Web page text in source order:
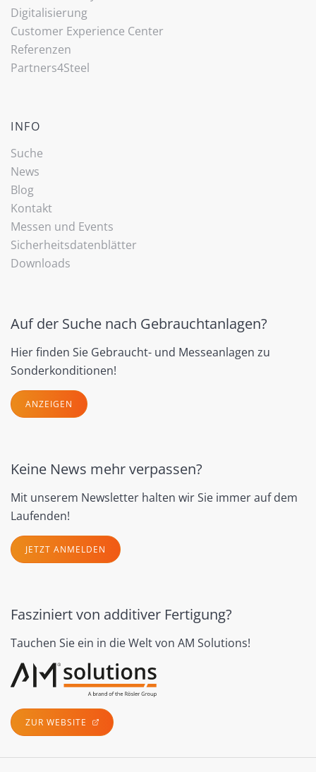
Digitalisierung
Customer Experience Center
Referenzen
Partners4Steel
INFO
Suche
News
Blog
Kontakt
Messen und Events
Sicherheitsdatenblätter
Downloads
Auf der Suche nach Gebrauchtanlagen?
Hier finden Sie Gebraucht- und Messeanlagen zu
Sonderkonditionen!
ANZEIGEN
Keine News mehr verpassen?
Mit unserem Newsletter halten wir Sie immer auf dem
Laufenden!
JETZT ANMELDEN
Fasziniert von additiver Fertigung?
Tauchen Sie ein in die Welt von AM Solutions!
ZUR WEBSITE